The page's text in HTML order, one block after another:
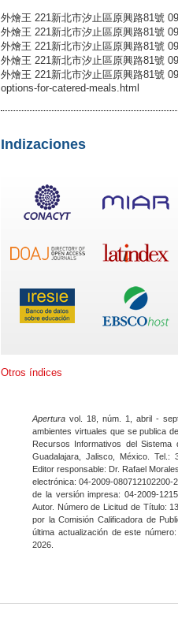
外燴王 221新北市汐止區原興路81號
外燴王 221新北市汐止區原興路81號
外燴王 221新北市汐止區原興路81號
外燴王 221新北市汐止區原興路81號
外燴王 221新北市汐止區原興路81號
options-for-catered-meals.html
Indizaciones
Otros índices
Apertura vol. 18, núm. 1, abril -
ambientes virtuales que se publica
Recursos Informativos del
Guadalajara, Jalisco, México. Tel.:
Editor responsable: Dr. Rafael
electrónica: 04-2009-
de la versión impresa: 04-2009-
Autor. Número de Licitud de Título:
por la Comisión Calificadora de
última actualización de este
2026.